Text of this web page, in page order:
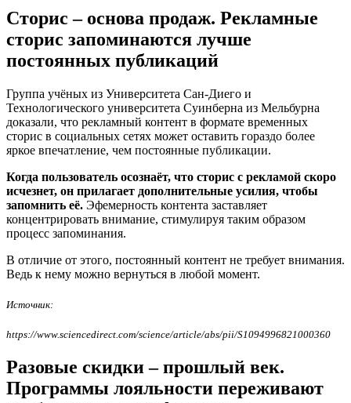
Сторис – основа продаж. Рекламные
сторис запоминаются лучше
постоянных публикаций
Группа учёных из Университета Сан-Диего и
Технологического университета Суинберна из Мельбурна
доказали, что рекламный контент в формате временных
сторис в социальных сетях может оставить гораздо более
яркое впечатление, чем постоянные публикации.
Когда пользователь осознаёт, что сторис с рекламой скоро
исчезнет, он прилагает дополнительные усилия, чтобы
запомнить её. Эфемерность контента заставляет
концентрировать внимание, стимулируя таким образом
процесс запоминания.
В отличие от этого, постоянный контент не требует внимания.
Ведь к нему можно вернуться в любой момент.
Источник:
https://www.sciencedirect.com/science/article/abs/pii/S1094996821000360
Разовые скидки – прошлый век.
Программы лояльности переживают